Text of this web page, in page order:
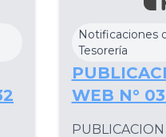
Notificaciones
Tesorería
WEB N°